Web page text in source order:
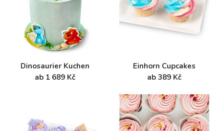
Dinosaurier Kuchen
ab 1 689 Kč
Einhorn Cupcakes
ab 389 Kč